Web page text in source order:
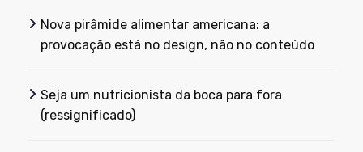
Nova pirâmide alimentar americana: a
provocação está no design, não no conteúdo
Seja um nutricionista da boca para fora
(ressignificado)